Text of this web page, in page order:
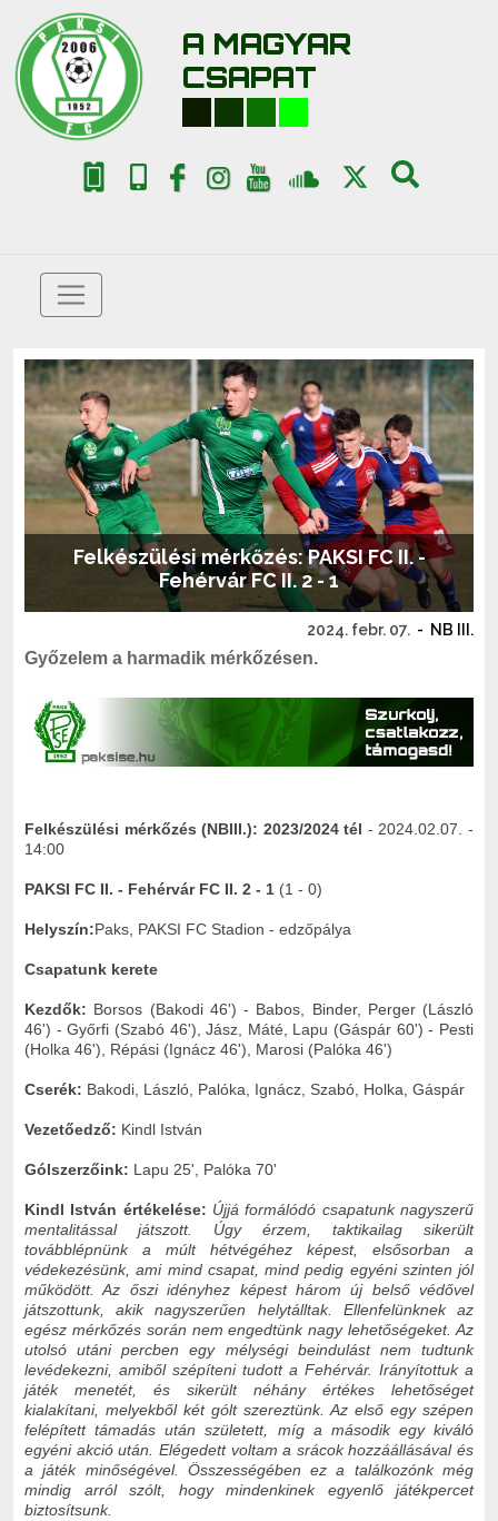
A MAGYAR
CSAPAT
Felkészülési mérkőzés: PAKSI FC II. -
Fehérvár FC II. 2 - 1
2024. febr. 07. - NB III.
Győzelem a harmadik mérkőzésen.
Felkészülési mérkőzés (NBIII.): 2023/2024 tél - 2024.02.07. -
14:00
PAKSI FC II. - Fehérvár FC II. 2 - 1 (1 - 0)
Helyszín:Paks, PAKSI FC Stadion - edzőpálya
Csapatunk kerete
Kezdők: Borsos (Bakodi 46') - Babos, Binder, Perger (László
46') - Győrfi (Szabó 46'), Jász, Máté, Lapu (Gáspár 60') - Pesti
(Holka 46'), Répási (Ignácz 46'), Marosi (Palóka 46')
Cserék: Bakodi, László, Palóka, Ignácz, Szabó, Holka, Gáspár
Vezetőedző: Kindl István
Gólszerzőink: Lapu 25', Palóka 70'
Kindl István értékelése: Újjá formálódó csapatunk nagyszerű
mentalitással játszott. Úgy érzem, taktikailag sikerült
továbblépnünk a múlt hétvégéhez képest, elsősorban a
védekezésünk, ami mind csapat, mind pedig egyéni szinten jól
működött. Az őszi idényhez képest három új belső védővel
játszottunk, akik nagyszerűen helytálltak. Ellenfelünknek az
egész mérkőzés során nem engedtünk nagy lehetőségeket. Az
utolsó utáni percben egy mélységi beindulást nem tudtunk
levédekezni, amiből szépíteni tudott a Fehérvár. Irányítottuk a
játék menetét, és sikerült néhány értékes lehetőséget
kialakítani, melyekből két gólt szereztünk. Az első egy szépen
felépített támadás után született, míg a második egy kiváló
egyéni akció után. Elégedett voltam a srácok hozzáállásával és
a játék minőségével. Összességében ez a találkozónk még
mindig arról szólt, hogy mindenkinek egyenlő játékpercet
biztosítsunk.